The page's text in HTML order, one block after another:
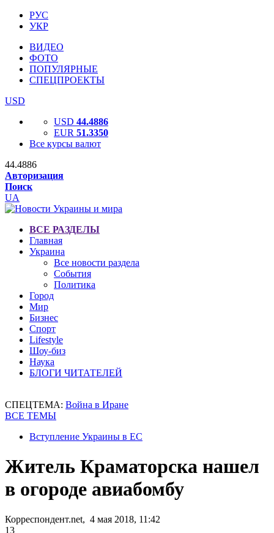
РУС
УКР
ВИДЕО
ФОТО
ПОПУЛЯРНЫЕ
СПЕЦПРОЕКТЫ
USD
USD 44.4886
EUR 51.3350
Все курсы валют
44.4886
Авторизация
Поиск
UA
ВСЕ РАЗДЕЛЫ
Главная
Украина
Все новости раздела
События
Политика
Город
Мир
Бизнес
Спорт
Lifestyle
Шоу-биз
Наука
БЛОГИ ЧИТАТЕЛЕЙ
СПЕЦТЕМА: Война в Иране
ВСЕ ТЕМЫ
Вступление Украины в ЕС
Житель Краматорска нашел
в огороде авиабомбу
Корреспондент.net, 4 мая 2018, 11:42
13